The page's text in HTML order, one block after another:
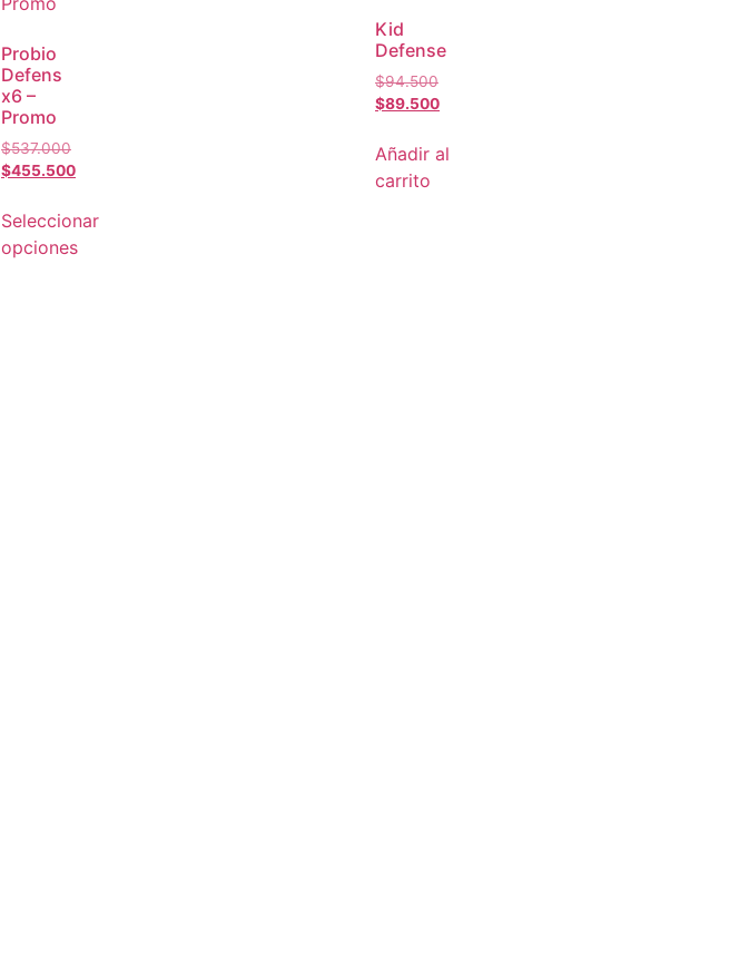
Probio
Defens
x6 –
Promo
$537.000
$455.500
Seleccionar
opciones
Kid
Defense
$94.500
$89.500
Añadir al
carrito